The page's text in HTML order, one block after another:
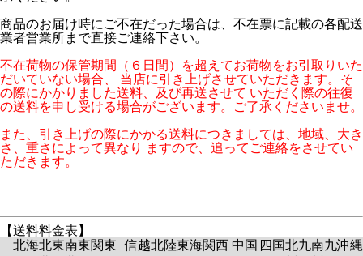
商品のお届け時にご不在だった場合は、不在票に記載の各配送
業者営業所まで直接ご連絡下さい。
不在荷物の保管期間（６日間）を超えてお荷物をお引取りいた
だいていない場合、 当店に引き上げさせていただきます。そ
の際にかかりました送料、及び再送させて いただく際の往復
の送料を申し受ける場合がございます。ご了承くださいませ。
また、引き上げの際にかかる送料につきましては、地域、大き
さ、重さによって異なり ますので、追ってご連絡をさせてい
ただきます。
【送料料金表】
北海北東南東関東 信越北陸東海関西 中国 四国北九南九沖縄